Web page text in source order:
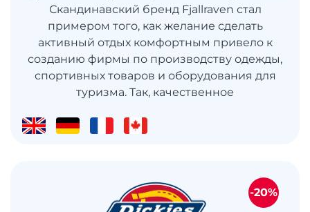
Скандинавский бренд Fjallraven стал
примером того, как желание сделать
активный отдых комфортным привело к
созданию фирмы по производству одежды,
спортивных товаров и оборудования для
туризма. Так, качественное
-20%